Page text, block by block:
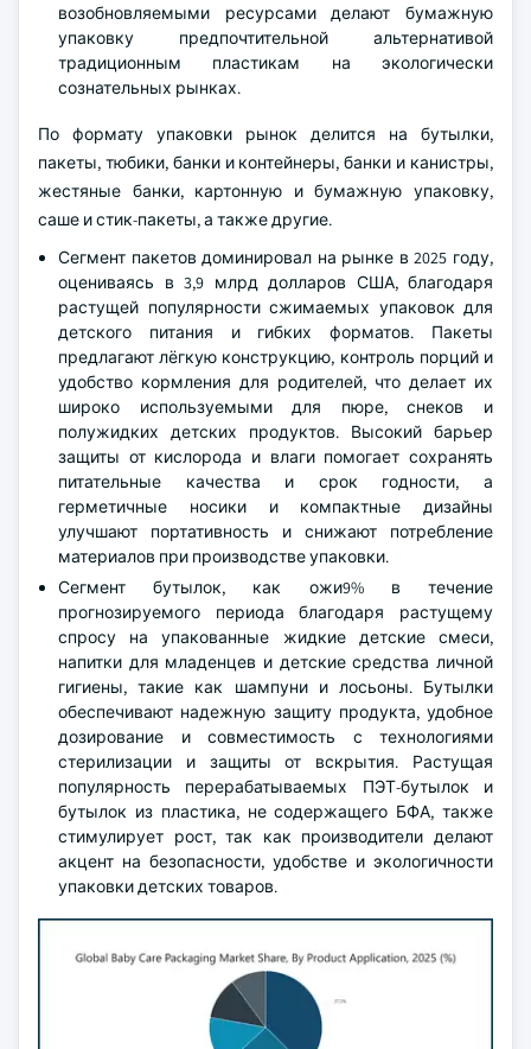
возобновляемыми ресурсами делают бумажную
упаковку предпочтительной альтернативой
традиционным пластикам на экологически
сознательных рынках.
По формату упаковки рынок делится на бутылки,
пакеты, тюбики, банки и контейнеры, банки и канистры,
жестяные банки, картонную и бумажную упаковку,
саше и стик-пакеты, а также другие.
Сегмент пакетов доминировал на рынке в 2025 году,
оцениваясь в 3,9 млрд долларов США, благодаря
растущей популярности сжимаемых упаковок для
детского питания и гибких форматов. Пакеты
предлагают лёгкую конструкцию, контроль порций и
удобство кормления для родителей, что делает их
широко используемыми для пюре, снеков и
полужидких детских продуктов. Высокий барьер
защиты от кислорода и влаги помогает сохранять
питательные качества и срок годности, а
герметичные носики и компактные дизайны
улучшают портативность и снижают потребление
материалов при производстве упаковки.
Сегмент бутылок, как ожи9% в течение
прогнозируемого периода благодаря растущему
спросу на упакованные жидкие детские смеси,
напитки для младенцев и детские средства личной
гигиены, такие как шампуни и лосьоны. Бутылки
обеспечивают надежную защиту продукта, удобное
дозирование и совместимость с технологиями
стерилизации и защиты от вскрытия. Растущая
популярность перерабатываемых ПЭТ-бутылок и
бутылок из пластика, не содержащего БФА, также
стимулирует рост, так как производители делают
акцент на безопасности, удобстве и экологичности
упаковки детских товаров.